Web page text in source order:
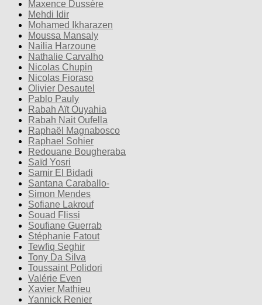
Maxence Dussère
Mehdi Idir
Mohamed Ikharazen
Moussa Mansaly
Nailia Harzoune
Nathalie Carvalho
Nicolas Chupin
Nicolas Fioraso
Olivier Desautel
Pablo Pauly
Rabah Aït Ouyahia
Rabah Nait Oufella
Raphaël Magnabosco
Raphael Sohier
Redouane Bougheraba
Saïd Yosri
Samir El Bidadi
Santana Caraballo-
Simon Mendes
Sofiane Lakrouf
Souad Flissi
Soufiane Guerrab
Stéphanie Fatout
Tewfiq Seghir
Tony Da Silva
Toussaint Polidori
Valérie Even
Xavier Mathieu
Yannick Renier